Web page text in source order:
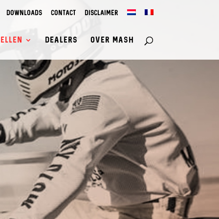
Downloads Contact Disclaimer
Dealers Over Mash